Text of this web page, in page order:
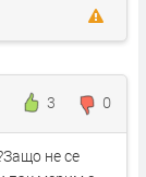
3 0
не се